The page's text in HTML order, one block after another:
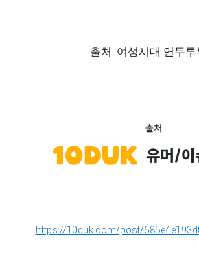
출처: 여성시대 연두루
https://10duk.com/post/